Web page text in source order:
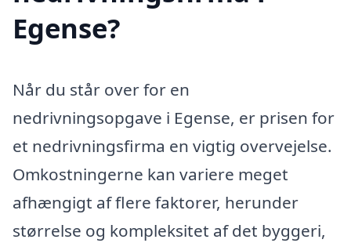
Egense?
Når du står over for en
nedrivningsopgave i Egense, er prisen for
et nedrivningsfirma en vigtig overvejelse.
Omkostningerne kan variere meget
afhængigt af flere faktorer, herunder
størrelse og kompleksitet af det byggeri,